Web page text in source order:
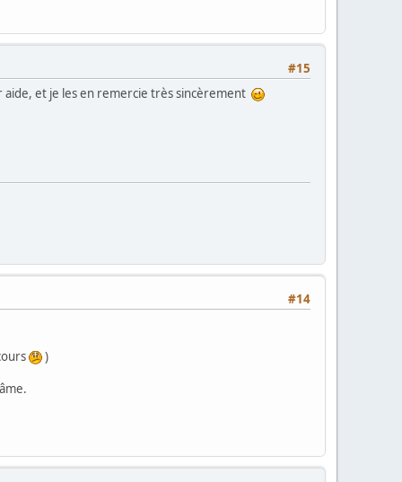
#15
et je les en remercie très sincèrement
#14
)